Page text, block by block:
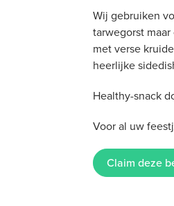
Wij gebruiken
tarwegorst
met verse
heerlijke
Healthy-snack
Voor al uw
Claim deze